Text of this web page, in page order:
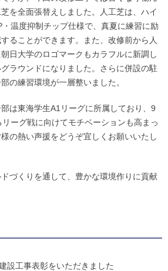
を全面張替えしました。人工芝は、ハイ
温度抑制チップ仕様で、真夏に練習に励
ることができます。また、改修前から人
日大学のロゴマークもカラフルに新調し
ラウンドになりました。さらに併設の駐
の練習環境が一層整いました。
は東海学生A1リーグに所属しており、9
ーグ戦に向けてモチベーションも高まっ
の熱い声援をどうぞ宜しくお願いいたし
づくりを通して、豊かな環境作りに貢献
設工事表彰をいただきました